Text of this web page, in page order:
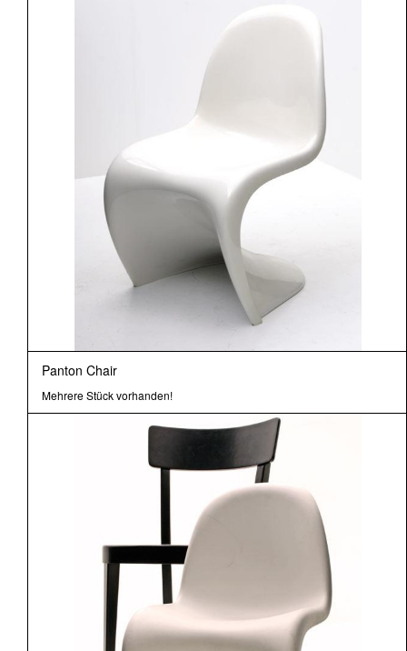
Panton Chair
Mehrere Stück vorhanden!